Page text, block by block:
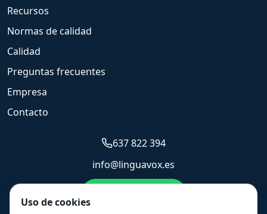
Recursos
Normas de calidad
Calidad
Preguntas frecuentes
Empresa
Contacto
637 822 394
info@linguavox.es
Uso de cookies